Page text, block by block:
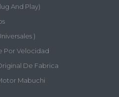
And Play)
)
Por Velocidad
De Fabrica
Mabuchi